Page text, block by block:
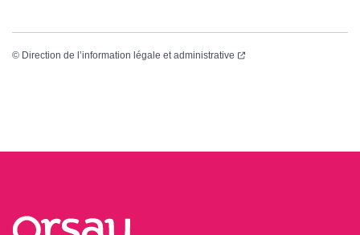
© Direction de l’information légale et administrative (ouverture dans un